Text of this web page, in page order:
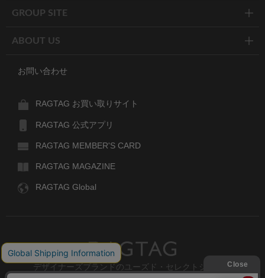
GROUP SITE
ABOUT US
お問い合わせ
RAGTAG お買い取りサイト
RAGTAG 公式アプリ
RAGTAG MEMBER'S CARD
RAGTAG MAGAZINE
RAGTAG Global
RAGTAG
デザイナーズブランドのユーズド・セレクトショップ